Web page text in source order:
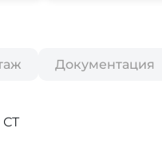
Документация
СТ